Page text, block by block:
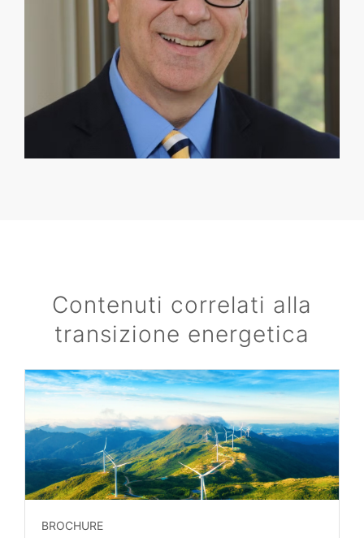
Contenuti correlati alla
transizione energetica
BROCHURE